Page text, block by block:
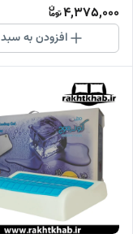
4,375,000
افزودن به سبد